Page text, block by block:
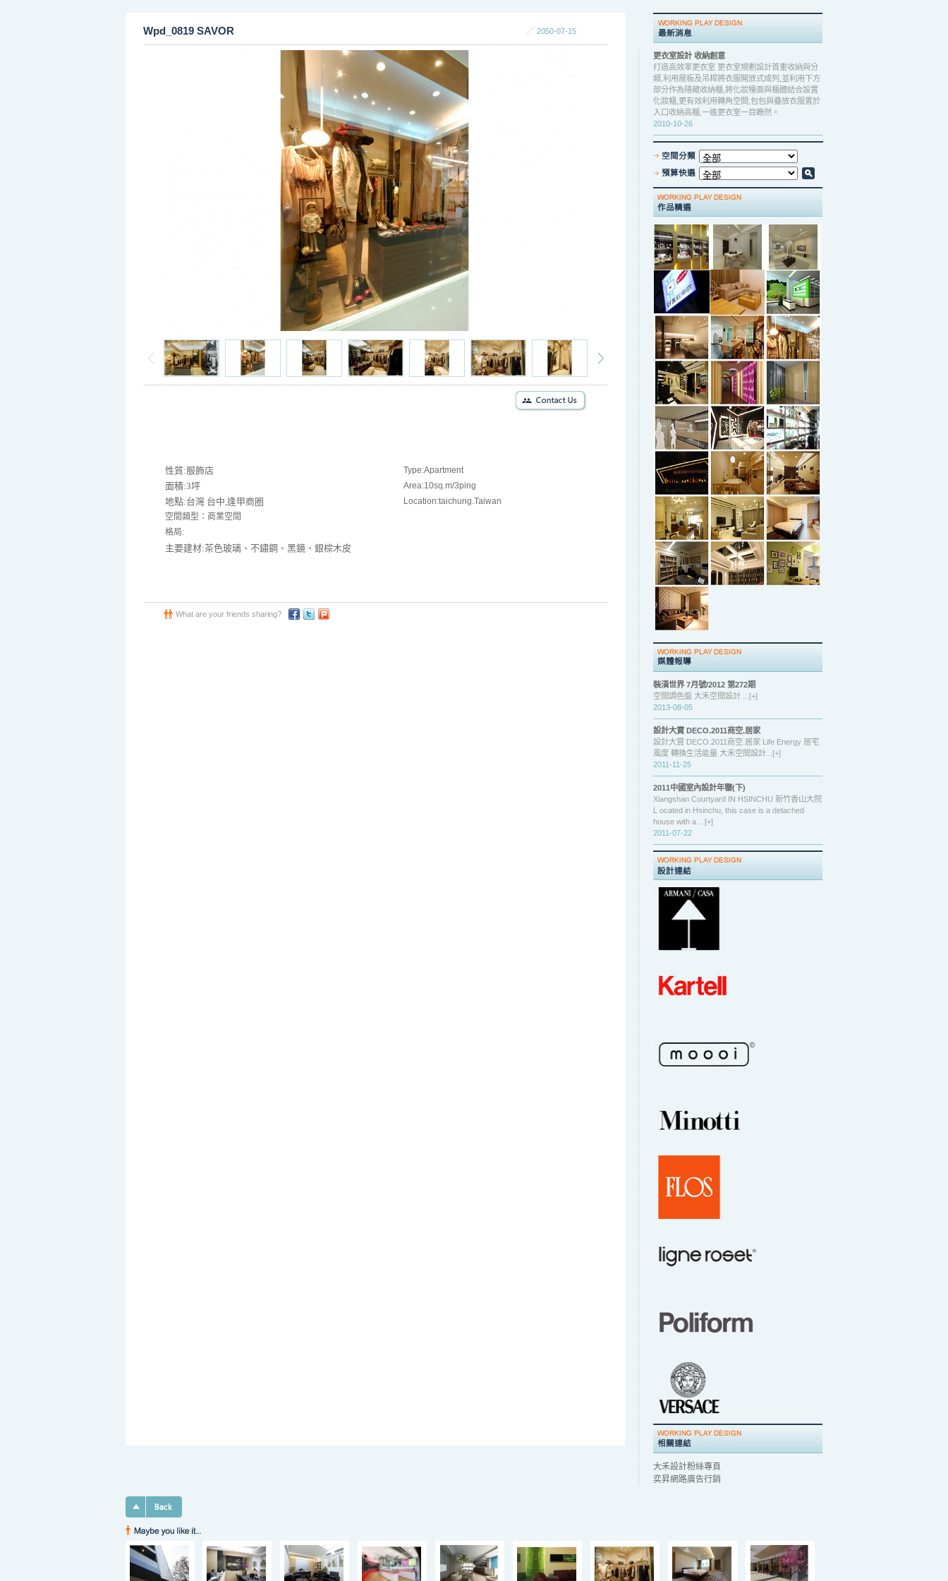
Wpd_0819 SAVOR 2050-07-15
性質:服飾店 Type:Apartment
面積:3坪 Area:10sq.m/3ping
地點:台灣 台中,逢甲商圈
Location:taichung.Taiwan
空間類型：商業空間
格局:
主要建材:茶色玻璃、不鏽鋼、黑鏡、銀棕木皮
What are your friends sharing?
更衣室設計 收納創意
打造高效率更衣室 更衣室規劃設計首重收納與分
類,利用層板及吊桿將衣服開放式成列,並利用下方
部分作為隱藏收納櫃,將化妝檯面與櫃體結合設置
化妝櫃,更有效利用轉角空間,包包與疊放衣服置於
入口收納高櫃,一進更衣室一目瞭然。
2010-10-26
裝潢世界 7月號/2012 第272期
空間調色盤 大禾空間設計 ...[+]
2013-08-05
設計大賞 DECO.2011商空.居家
設計大賞 DECO.2011商空.居家 Life Energy 居宅
風度 轉換生活能量 大禾空間設計...[+]
2011-11-25
2011中國室內設計年鑒(下)
Xiangshan Courtyard IN HSINCHU 新竹香山大院
L ocated in Hsinchu, this case is a detached
house with a ...[+]
2011-07-22
大禾設計粉絲專頁
奕昇網路廣告行銷